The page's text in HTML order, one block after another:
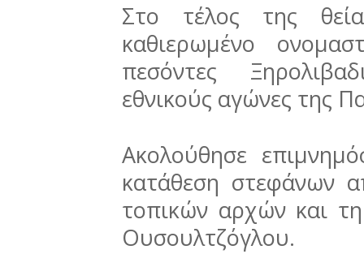
Στο τέλος της
καθιερωμένο
πεσόντες
εθνικούς αγώνες της
Ακολούθησε
κατάθεση στεφάνων
τοπικών αρχών και
Ουσουλτζόγλου.